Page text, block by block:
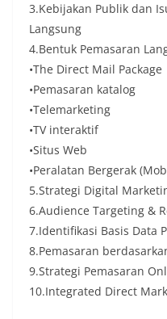
3.Kebijakan Publik dan
Langsung
4.Bentuk Pemasaran
•The Direct Mail Package
•Pemasaran katalog
•Telemarketing
•TV interaktif
•Situs Web
•Peralatan Bergerak
5.Strategi Digital
6.Audience Targeting &
7.Identifikasi Basis Data
8.Pemasaran
9.Strategi Pemasaran
10.Integrated Direct